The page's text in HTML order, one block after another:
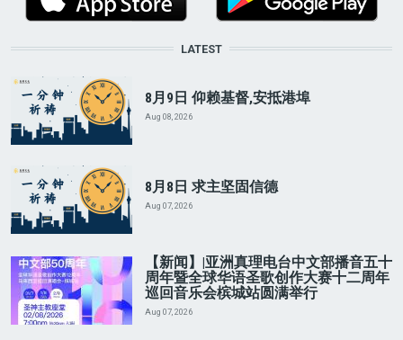
LATEST
8月9日 仰赖基督,安抵港埠
Aug 08, 2026
8月8日 求主坚固信德
Aug 07, 2026
【新闻】|亚洲真理电台中文部播音五十
周年暨全球华语圣歌创作大赛十二周年
巡回音乐会槟城站圆满举行
Aug 07, 2026